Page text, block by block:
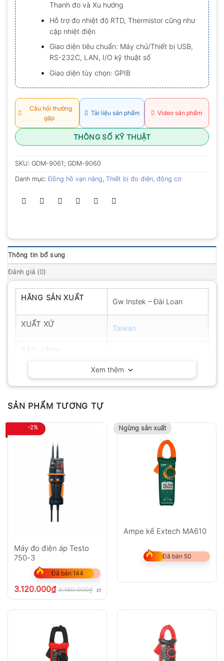
Thanh đo và Xu hướng
Hỗ trợ đo nhiệt độ RTD, Thermistor cũng như
cặp nhiệt điện
Giao diện tiêu chuẩn: Máy chủ/Thiết bị USB,
RS-232C, LAN, I/O kỹ thuật số
Giao diện tùy chọn: GPIB
Câu hỏi thường
gặp
Tài liệu sản phẩm Video sản phẩm
THÔNG SỐ KỸ THUẬT
SKU: GDM-9061; GDM-9060
Danh mục:Đồng hồ vạn năng, Thiết bị đo điện, động cơ
Thông tin bổ sung
Đánh giá (0)
HÃNG SẢN XUẤT Gw Instek – Đài Loan
XUẤT XỨ Taiwan
Xem thêm
SẢN PHẨM TƯƠNG TỰ
-2%
Máy đo điện áp Testo
750-3
Đã bán 144
3.120.000₫ 3.180.000₫ chưa VAT 8%
Ngừng sản xuất
Ampe kế Extech MA610
Đã bán 50